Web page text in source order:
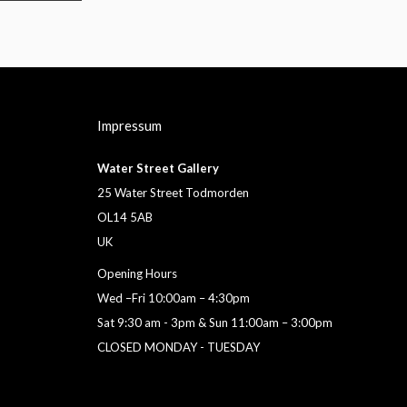
Impressum
Water Street Gallery
25 Water Street Todmorden
OL14 5AB
UK
Opening Hours
Wed –Fri 10:00am – 4:30pm
Sat 9:30 am - 3pm & Sun 11:00am – 3:00pm
CLOSED MONDAY - TUESDAY